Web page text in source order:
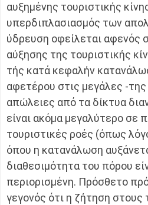
αυξημένης τουριστικής
υπερδιπλασιασμός των
ύδρευση οφείλεται αφενός
αύξησης της τουριστικής
τής κατά κεφαλήν
αφετέρου στις μεγάλες -
απώλειες από τα δίκτυα
είναι ακόμα μεγαλύτερο σε
τουριστικές ροές (όπως
όπου η κατανάλωση
διαθεσιμότητα του πόρου
περιορισμένη. Πρόσθετο
γεγονός ότι η ζήτηση στους